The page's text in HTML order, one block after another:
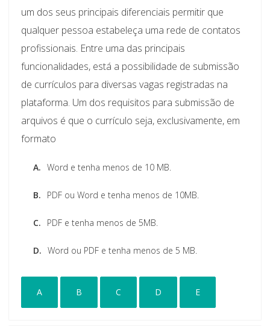
um dos seus principais diferenciais permitir que
qualquer pessoa estabeleça uma rede de contatos
profissionais. Entre uma das principais
funcionalidades, está a possibilidade de submissão
de currículos para diversas vagas registradas na
plataforma. Um dos requisitos para submissão de
arquivos é que o currículo seja, exclusivamente, em
formato
A. Word e tenha menos de 10 MB.
B. PDF ou Word e tenha menos de 10MB.
C. PDF e tenha menos de 5MB.
D. Word ou PDF e tenha menos de 5 MB.
A B C D E